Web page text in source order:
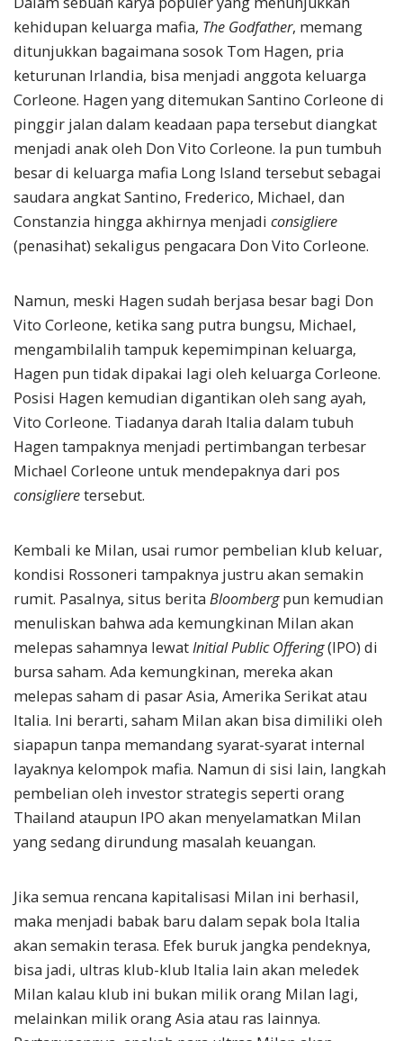
kehidupan keluarga mafia, The Godfather, memang
ditunjukkan bagaimana sosok Tom Hagen, pria
keturunan Irlandia, bisa menjadi anggota keluarga
Corleone. Hagen yang ditemukan Santino Corleone di
pinggir jalan dalam keadaan papa tersebut diangkat
menjadi anak oleh Don Vito Corleone. Ia pun tumbuh
besar di keluarga mafia Long Island tersebut sebagai
saudara angkat Santino, Frederico, Michael, dan
Constanzia hingga akhirnya menjadi consigliere
(penasihat) sekaligus pengacara Don Vito Corleone.
Namun, meski Hagen sudah berjasa besar bagi Don
Vito Corleone, ketika sang putra bungsu, Michael,
mengambilalih tampuk kepemimpinan keluarga,
Hagen pun tidak dipakai lagi oleh keluarga Corleone.
Posisi Hagen kemudian digantikan oleh sang ayah,
Vito Corleone. Tiadanya darah Italia dalam tubuh
Hagen tampaknya menjadi pertimbangan terbesar
Michael Corleone untuk mendepaknya dari pos
consiglieretersebut.
Kembali ke Milan, usai rumor pembelian klub keluar,
kondisi Rossoneri tampaknya justru akan semakin
rumit. Pasalnya, situs berita Bloombergpun kemudian
menuliskan bahwa ada kemungkinan Milan akan
melepas sahamnya lewatInitial Public Offering(IPO) di
bursa saham. Ada kemungkinan, mereka akan
melepas saham di pasar Asia, Amerika Serikat atau
Italia. Ini berarti, saham Milan akan bisa dimiliki oleh
siapapun tanpa memandang syarat-syarat internal
layaknya kelompok mafia. Namun di sisi lain, langkah
pembelian oleh investor strategis seperti orang
Thailand ataupun IPO akan menyelamatkan Milan
yang sedang dirundung masalah keuangan.
Jika semua rencana kapitalisasi Milan ini berhasil,
maka menjadi babak baru dalam sepak bola Italia
akan semakin terasa. Efek buruk jangka pendeknya,
bisa jadi, ultras klub-klub Italia lain akan meledek
Milan kalau klub ini bukan milik orang Milan lagi,
melainkan milik orang Asia atau ras lainnya.